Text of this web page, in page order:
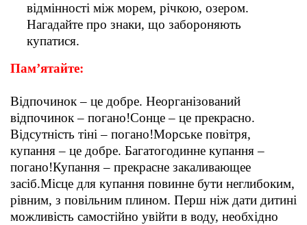
відмінності між морем, річкою, озером.
Нагадайте про знаки, що забороняють
купатися.
Пам’ятайте:
Відпочинок – це добре. Неорганізований
відпочинок – погано!Сонце – це прекрасно.
Відсутність тіні – погано!Морське повітря,
купання – це добре. Багатогодинне купання –
погано!Купання – прекрасне закаливающее
засіб.Місце для купання повинне бути неглибоким,
рівним, з повільним плином. Перш ніж дати дитині
можливість самостійно увійти в воду, необхідно